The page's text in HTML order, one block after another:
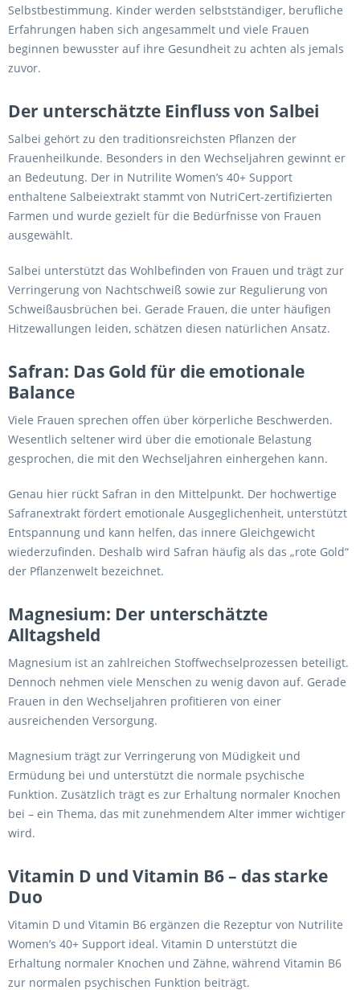
Selbstbestimmung. Kinder werden selbstständiger, berufliche
Erfahrungen haben sich angesammelt und viele Frauen
beginnen bewusster auf ihre Gesundheit zu achten als jemals
zuvor.
Der unterschätzte Einfluss von Salbei
Salbei gehört zu den traditionsreichsten Pflanzen der
Frauenheilkunde. Besonders in den Wechseljahren gewinnt er
an Bedeutung. Der in Nutrilite Women’s 40+ Support
enthaltene Salbeiextrakt stammt von NutriCert-zertifizierten
Farmen und wurde gezielt für die Bedürfnisse von Frauen
ausgewählt.
Salbei unterstützt das Wohlbefinden von Frauen und trägt zur
Verringerung von Nachtschweiß sowie zur Regulierung von
Schweißausbrüchen bei. Gerade Frauen, die unter häufigen
Hitzewallungen leiden, schätzen diesen natürlichen Ansatz.
Safran: Das Gold für die emotionale
Balance
Viele Frauen sprechen offen über körperliche Beschwerden.
Wesentlich seltener wird über die emotionale Belastung
gesprochen, die mit den Wechseljahren einhergehen kann.
Genau hier rückt Safran in den Mittelpunkt. Der hochwertige
Safranextrakt fördert emotionale Ausgeglichenheit, unterstützt
Entspannung und kann helfen, das innere Gleichgewicht
wiederzufinden. Deshalb wird Safran häufig als das „rote Gold“
der Pflanzenwelt bezeichnet.
Magnesium: Der unterschätzte
Alltagsheld
Magnesium ist an zahlreichen Stoffwechselprozessen beteiligt.
Dennoch nehmen viele Menschen zu wenig davon auf. Gerade
Frauen in den Wechseljahren profitieren von einer
ausreichenden Versorgung.
Magnesium trägt zur Verringerung von Müdigkeit und
Ermüdung bei und unterstützt die normale psychische
Funktion. Zusätzlich trägt es zur Erhaltung normaler Knochen
bei – ein Thema, das mit zunehmendem Alter immer wichtiger
wird.
Vitamin D und Vitamin B6 – das starke
Duo
Vitamin D und Vitamin B6 ergänzen die Rezeptur von Nutrilite
Women’s 40+ Support ideal. Vitamin D unterstützt die
Erhaltung normaler Knochen und Zähne, während Vitamin B6
zur normalen psychischen Funktion beiträgt.